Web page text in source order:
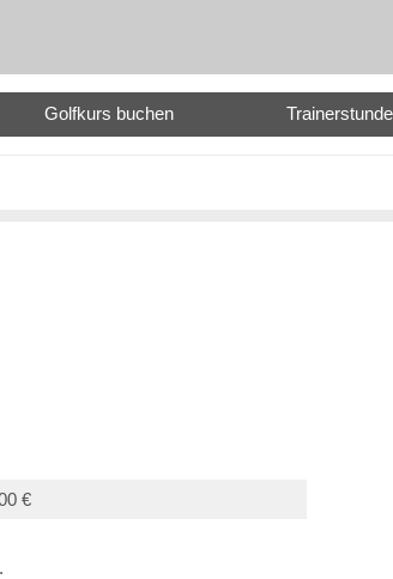
Golfkurs buchen
€